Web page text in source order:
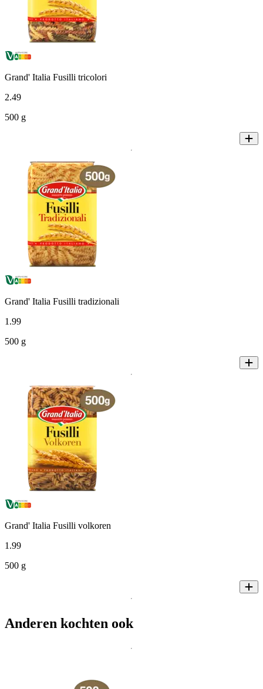
Grand' Italia Fusilli tricolori
2.49
500 g
Grand' Italia Fusilli tradizionali
1 .99
500 g
Grand' Italia Fusilli volkoren
1 .99
500 g
Anderen kochten ook